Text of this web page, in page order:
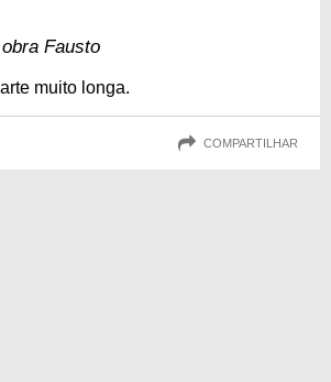
Fausto
muito longa.
COMPARTILHAR